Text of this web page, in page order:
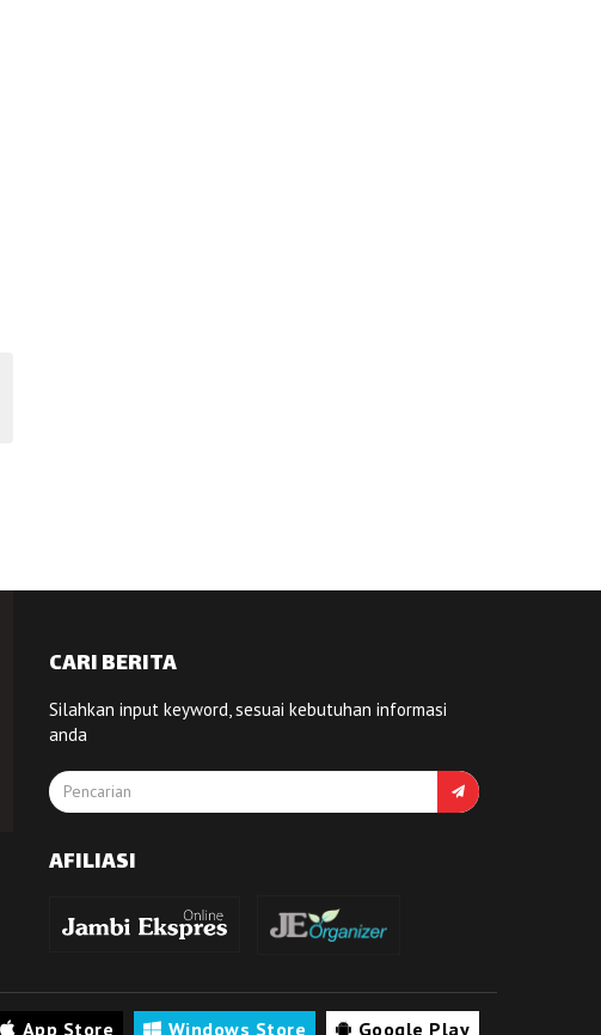
CARI BERITA
Silahkan input keyword, sesuai kebutuhan informasi
anda
AFILIASI
App Store Windows Store Google Play